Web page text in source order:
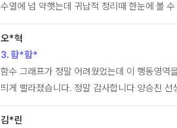
수열에 넘 약햇는데 귀납적 정리때 한눈에 볼
오*혁
3. 함*함*
함수 그래프가 정말 어려웠었는데 이 행동영역
띄게 빨라졌습니다. 정말 감사합니다 양승진 선
김*린